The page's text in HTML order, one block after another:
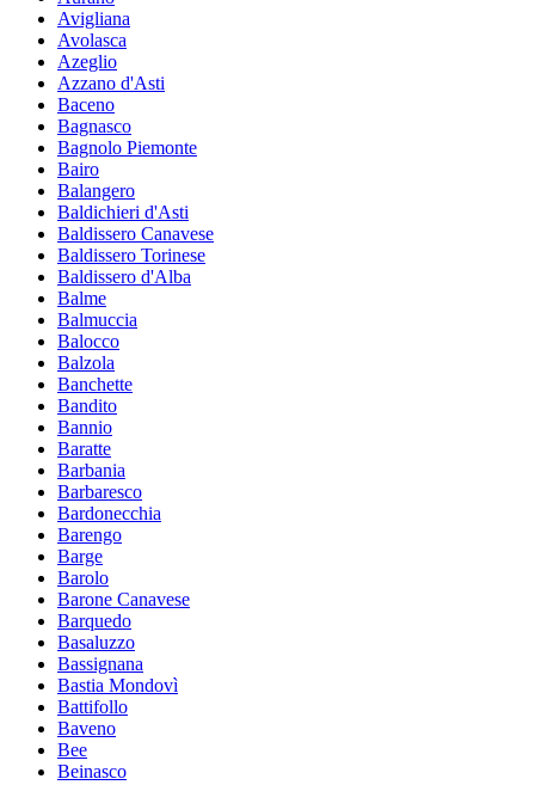
Avigliana
Avolasca
Azeglio
Azzano d'Asti
Baceno
Bagnasco
Bagnolo Piemonte
Bairo
Balangero
Baldichieri d'Asti
Baldissero Canavese
Baldissero Torinese
Baldissero d'Alba
Balme
Balmuccia
Balocco
Balzola
Banchette
Bandito
Bannio
Baratte
Barbania
Barbaresco
Bardonecchia
Barengo
Barge
Barolo
Barone Canavese
Barquedo
Basaluzzo
Bassignana
Bastia Mondovì
Battifollo
Baveno
Bee
Beinasco